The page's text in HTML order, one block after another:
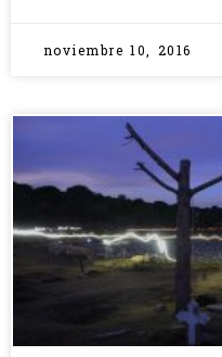
noviembre 10, 2016